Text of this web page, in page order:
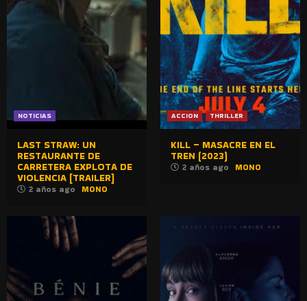
NOTICIAS
LAST STRAW: UN
RESTAURANTE DE
CARRETERA EXPLOTA DE
VIOLENCIA [TRAILER]
2 años ago MONO
ACCION THRILLER
KILL – MASACRE EN EL
TREN (2023)
2 años ago MONO